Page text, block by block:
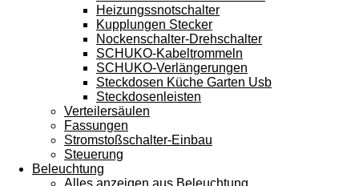
Heizungssnotschalter
Kupplungen Stecker
Nockenschalter-Drehschalter
SCHUKO-Kabeltrommeln
SCHUKO-Verlängerungen
Steckdosen Küche Garten Usb
Steckdosenleisten
Verteilersäulen
Fassungen
Stromstoßschalter-Einbau
Steuerung
Beleuchtung
Alles anzeigen aus Beleuchtung